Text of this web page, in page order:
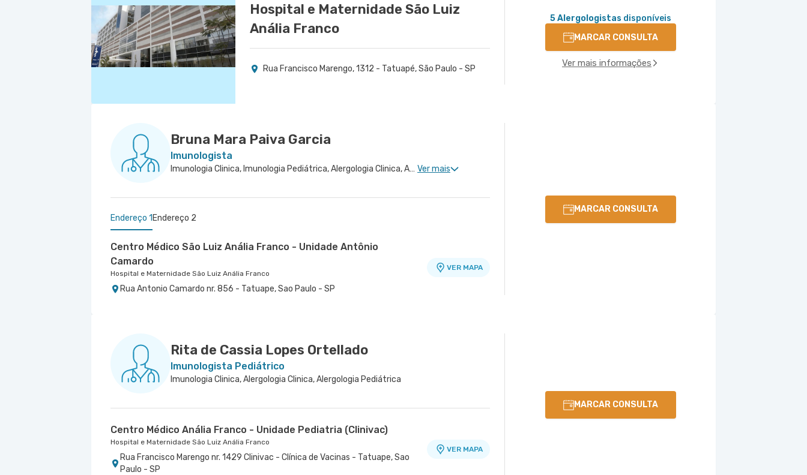
Hospital e Maternidade São Luiz
Anália Franco
Rua Francisco Marengo, 1312 - Tatuapé, São Paulo - SP
5 Alergologistas disponíveis
MARCAR CONSULTA
Ver mais informações
Bruna Mara Paiva Garcia
Imunologista
Imunologia Clinica, Imunologia Pediátrica, Alergologia Clinica, Alergologia Pediátrica Ver mais
MARCAR CONSULTA
Endereço 1 Endereço 2
Centro Médico São Luiz Anália Franco - Unidade Antônio
Camardo
Hospital e Maternidade São Luiz Anália Franco
Rua Antonio Camardo nr. 856 - Tatuape, Sao Paulo - SP
VER MAPA
Rita de Cassia Lopes Ortellado
Imunologista Pediátrico
Imunologia Clinica, Alergologia Clinica, Alergologia Pediátrica
MARCAR CONSULTA
Centro Médico Anália Franco - Unidade Pediatria (Clinivac)
Hospital e Maternidade São Luiz Anália Franco
Rua Francisco Marengo nr. 1429 Clinivac - Clínica de Vacinas - Tatuape, Sao
Paulo - SP
VER MAPA